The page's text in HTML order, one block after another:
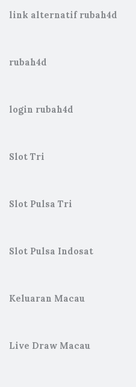
link alternatif rubah4d
rubah4d
login rubah4d
Slot Tri
Slot Pulsa Tri
Slot Pulsa Indosat
Keluaran Macau
Live Draw Macau